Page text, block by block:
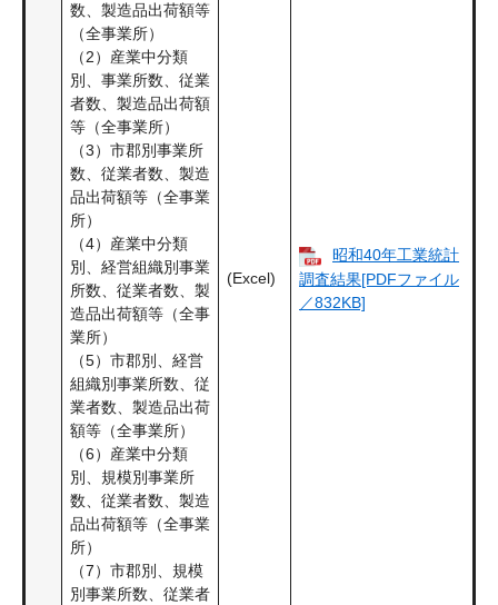
数、製造品出荷額等
（全事業所）
（2）産業中分類
別、事業所数、従業
者数、製造品出荷額
等（全事業所）
（3）市郡別事業所
数、従業者数、製造
品出荷額等（全事業
所）
（4）産業中分類
別、経営組織別事業
所数、従業者数、製
造品出荷額等（全事
業所）
（5）市郡別、経営
組織別事業所数、従
業者数、製造品出荷
額等（全事業所）
（6）産業中分類
別、規模別事業所
数、従業者数、製造
品出荷額等（全事業
所）
（7）市郡別、規模
別事業所数、従業者
(Excel)
昭和40年工業統計
調査結果[PDFファイル
／832KB]